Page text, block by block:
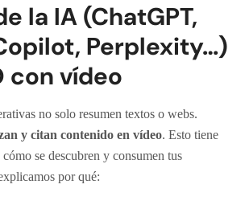
la IA (ChatGPT,
Perplexity…)
con vídeo
no solo resumen textos o webs.
y citan contenido en vídeo. Esto tiene
se descubren y consumen tus
por qué: